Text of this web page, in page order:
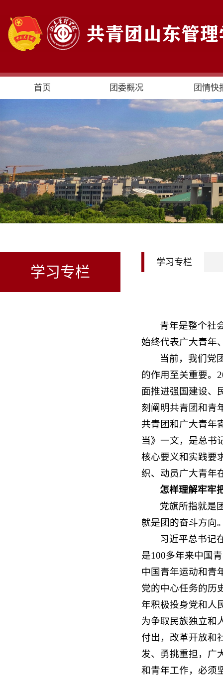
首页 团委概况 团情快
学习专栏
学习专栏
青年是整个社
始终代表广大青年
当前，我们党
的作用至关重要。
面推进强国建设、
刻阐明共青团和青
共青团和广大青年
当》一文，是总书
核心要义和实践要
织、动员广大青年
怎样理解牢牢
党旗所指就是
就是团的奋斗方向
习近平总书记
是100多年来中国
中国青年运动和青
党的中心任务的历
年积极投身党和人
为争取民族独立和
付出，改革开放和
发、勇挑重担，广
和青年工作，必须